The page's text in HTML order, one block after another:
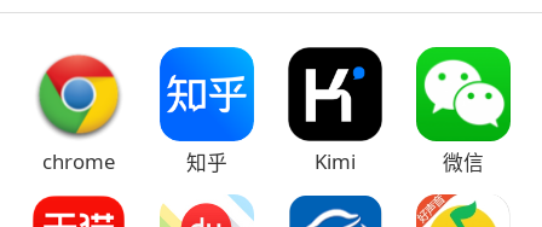
chrome 知乎 Kimi 微信